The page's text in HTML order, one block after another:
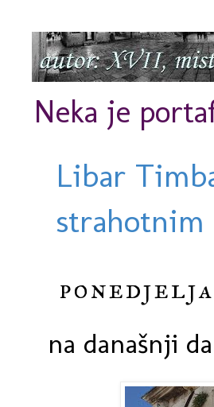
Neka je
Libar
strahotnim
na današnji